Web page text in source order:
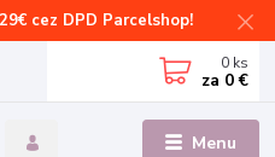
cez DPD Parcelshop!
Menu
0 ks
za 0 €